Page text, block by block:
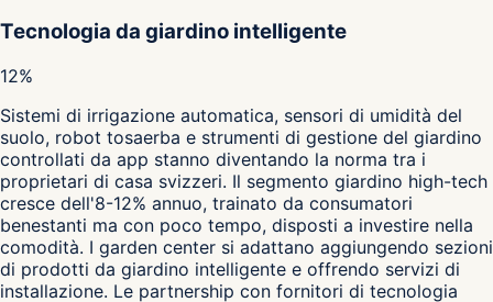
Tecnologia da giardino intelligente
12%
Sistemi di irrigazione automatica, sensori di umidità del
suolo, robot tosaerba e strumenti di gestione del giardino
controllati da app stanno diventando la norma tra i
proprietari di casa svizzeri. Il segmento giardino high-tech
cresce dell'8-12% annuo, trainato da consumatori
benestanti ma con poco tempo, disposti a investire nella
comodità. I garden center si adattano aggiungendo sezioni
di prodotti da giardino intelligente e offrendo servizi di
installazione. Le partnership con fornitori di tecnologia